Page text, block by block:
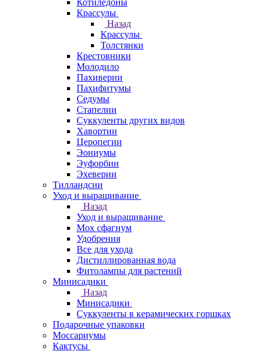
Котиледоны
Крассулы
Назад
Крассулы
Толстянки
Крестовники
Молодило
Пахиверии
Пахифитумы
Седумы
Стапелии
Суккуленты других видов
Хавортии
Церопегии
Эониумы
Эуфорбии
Эхеверии
Тилландсии
Уход и выращивание
Назад
Уход и выращивание
Мох сфагнум
Удобрения
Все для ухода
Дистиллированная вода
Фитолампы для растений
Минисадики
Назад
Минисадики
Суккуленты в керамических горшках
Подарочные упаковки
Моссариумы
Кактусы